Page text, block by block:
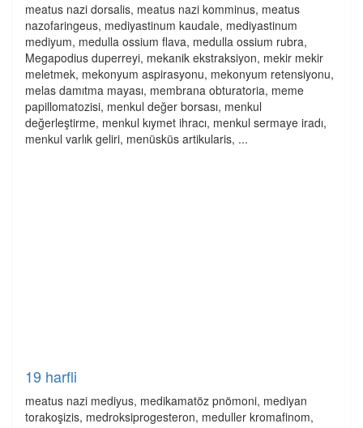
meatus nazi dorsalis, meatus nazi komminus, meatus
nazofaringeus, mediyastinum kaudale, mediyastinum
mediyum, medulla ossium flava, medulla ossium rubra,
Megapodius duperreyi, mekanik ekstraksiyon, mekir mekir
meletmek, mekonyum aspirasyonu, mekonyum retensiyonu,
melas damıtma mayası, membrana obturatoria, meme
papillomatozisi, menkul değer borsası, menkul
değerleştirme, menkul kıymet ihracı, menkul sermaye iradı,
menkul varlık geliri, menüsküs artikularis, ...
19 harfli
meatus nazi mediyus, medikamatöz pnömoni, mediyan
torakoşizis, medroksiprogesteron, meduller kromafinom,